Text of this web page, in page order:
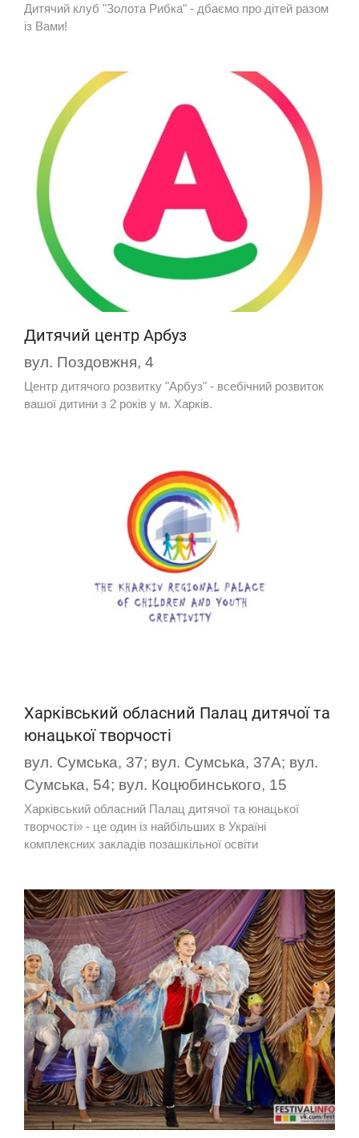
Дитячий клуб "Золота Рибка" - дбаємо про дітей разом
із Вами!
Дитячий центр Арбуз
вул. Поздовжня, 4
Центр дитячого розвитку "Арбуз" - всебічний розвиток
вашої дитини з 2 років у м. Харків.
Харківський обласний Палац дитячої та
юнацької творчості
вул. Сумська, 37; вул. Сумська, 37А; вул.
Сумська, 54; вул. Коцюбинського, 15
Харківський обласний Палац дитячої та юнацької
творчості» - це один із найбільших в Україні
комплексних закладів позашкільної освіти